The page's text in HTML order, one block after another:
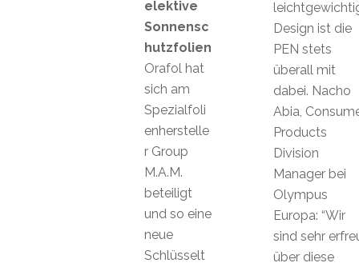
Design ist die
PEN stets
überall mit
dabei. Nacho
Abia,
Products
Division
Manager bei
Olympus
Europa: “Wir
sind sehr
über diese
elektive
Sonnensc
hutzfolien
Orafol hat
sich am
Spezialfoli
enherstelle
r Group
M.A.M.
beteiligt
und so eine
neue
Schlüsselt